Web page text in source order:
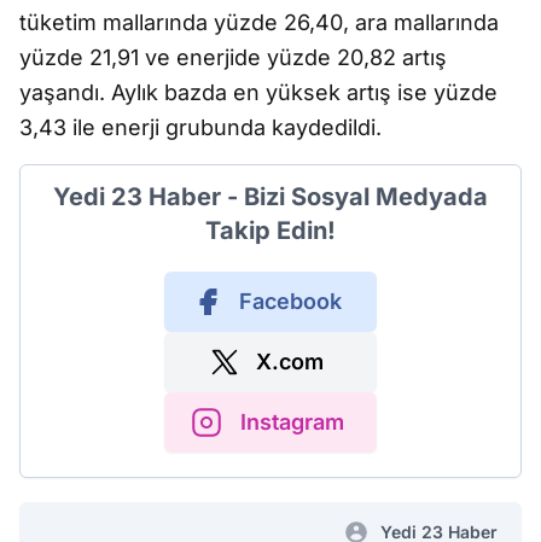
tüketim mallarında yüzde 26,40, ara mallarında
yüzde 21,91 ve enerjide yüzde 20,82 artış
yaşandı. Aylık bazda en yüksek artış ise yüzde
3,43 ile enerji grubunda kaydedildi.
Yedi 23 Haber - Bizi Sosyal Medyada
Takip Edin!
Facebook
X.com
Instagram
Yedi 23 Haber